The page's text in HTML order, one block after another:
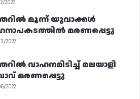
2023
മൂന്ന് യുവാക്കൾ
മരണപ്പെട്ടു
2022
വാഹനമിടിച്ച് മലയാളി
മരണപ്പെട്ടു
2022